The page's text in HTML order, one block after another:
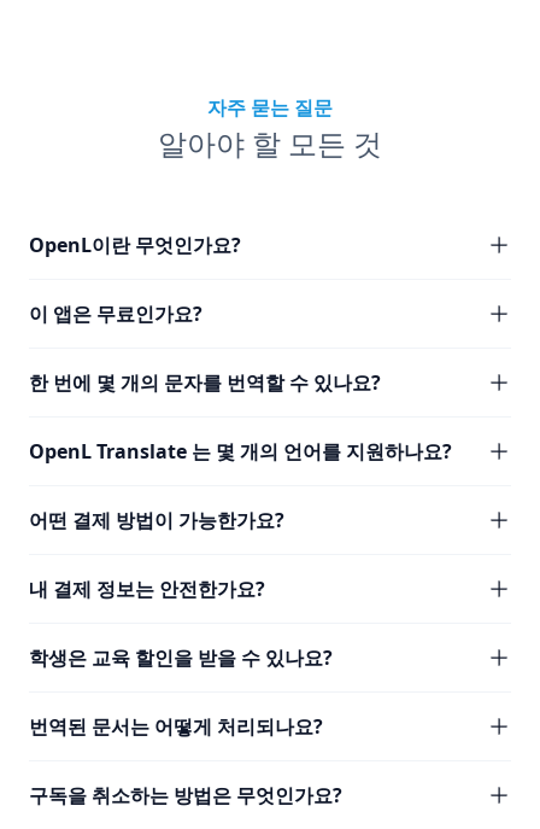
자주 묻는 질문
알아야 할 모든 것
OpenL이란 무엇인가요?
이 앱은 무료인가요?
한 번에 몇 개의 문자를 번역할 수 있나요?
OpenL Translate 는 몇 개의 언어를 지원하나요?
어떤 결제 방법이 가능한가요?
내 결제 정보는 안전한가요?
학생은 교육 할인을 받을 수 있나요?
번역된 문서는 어떻게 처리되나요?
구독을 취소하는 방법은 무엇인가요?